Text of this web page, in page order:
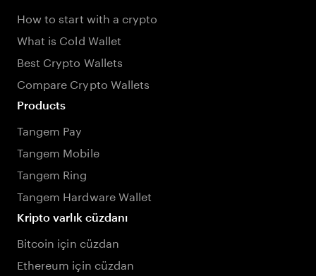
How to start with a crypto
What is Cold Wallet
Best Crypto Wallets
Compare Crypto Wallets
Products
Tangem Pay
Tangem Mobile
Tangem Ring
Tangem Hardware Wallet
Kripto varlık cüzdanı
Bitcoin için cüzdan
Ethereum için cüzdan